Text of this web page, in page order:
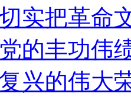
实把革命
的丰功伟
兴的伟